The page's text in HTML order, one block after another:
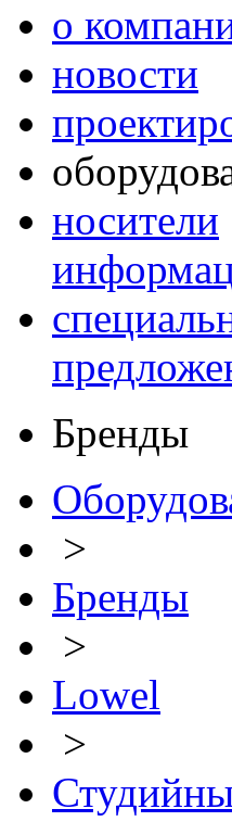
о
новости
носители
Бренды
>
Бренды
>
Lowel
>